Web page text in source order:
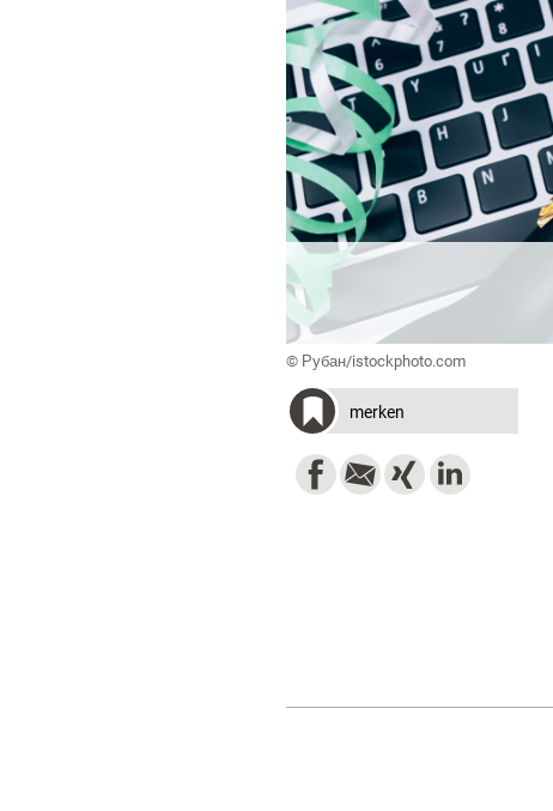
© Рубан/istockphoto.com
merken